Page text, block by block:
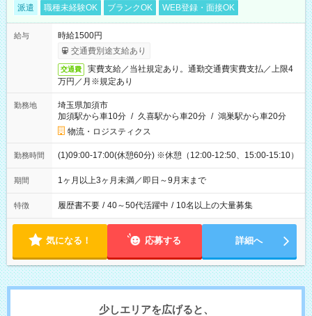
派遣 職種未経験OK ブランクOK WEB登録・面接OK
給与
時給1500円
交通費別途支給あり
交通費
実費支給／当社規定あり。通勤交通費実費支払／上限4
万円／月※規定あり
勤務地
埼玉県加須市
加須駅から車10分 / 久喜駅から車20分 / 鴻巣駅から車20分
物流・ロジスティクス
勤務時間 (1)09:00-17:00(休憩60分) ※休憩（12:00-12:50、15:00-15:10）
期間 1ヶ月以上3ヶ月未満／即日～9月末まで
特徴 履歴書不要 / 40～50代活躍中 / 10名以上の大量募集
気になる！ 応募する 詳細へ
少しエリアを広げると、